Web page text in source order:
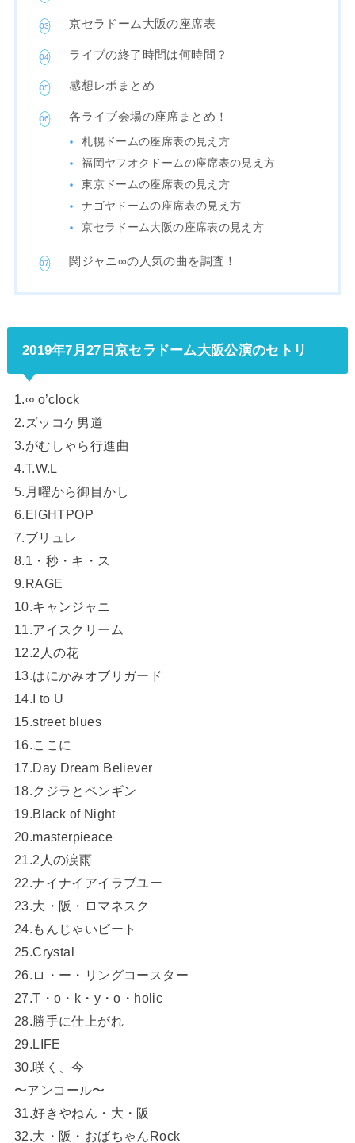
京セラドーム大阪の座席表
ライブの終了時間は何時間？
感想レポまとめ
各ライブ会場の座席まとめ！
札幌ドームの座席表の見え方
福岡ヤフオクドームの座席表の見え方
東京ドームの座席表の見え方
ナゴヤドームの座席表の見え方
京セラドーム大阪の座席表の見え方
関ジャニ∞の人気の曲を調査！
2019年7月27日京セラドーム大阪公演のセトリ
1.∞ o’clock
2.ズッコケ男道
3.がむしゃら行進曲
4.T.W.L
5.月曜から御目かし
6.EIGHTPOP
7.ブリュレ
8.1・秒・キ・ス
9.RAGE
10.キャンジャニ
11.アイスクリーム
12.2人の花
13.はにかみオブリガード
14.I to U
15.street blues
16.ここに
17.Day Dream Believer
18.クジラとペンギン
19.Black of Night
20.masterpieace
21.2人の涙雨
22.ナイナイアイラブユー
23.大・阪・ロマネスク
24.もんじゃいビート
25.Crystal
26.ロ・ー・リングコースター
27.T・o・k・y・o・holic
28.勝手に仕上がれ
29.LIFE
30.咲く、今
〜アンコール〜
31.好きやねん・大・阪
32.大・阪・おばちゃんRock